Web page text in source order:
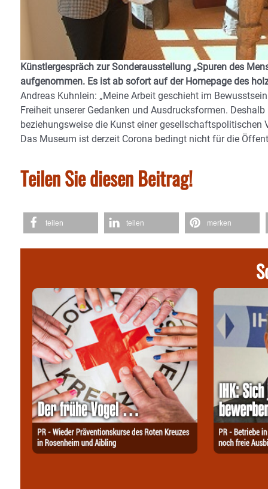
Künstlergespräch zur Sonderausstellung „Spuren des
aufgenommen. Es ist ab sofort auf der Homepage des
Andreas Kuhnlein: „Meine Arbeit geschieht im
Freiheit unserer Gedanken und Ausdrucksformen.
beziehungsweise die Kunst einer gesellschaftspolitischen
Das Museum ist derzeit Corona bedingt nicht für die
Teilen Sie diesen Beitrag!
teilen teilen merken